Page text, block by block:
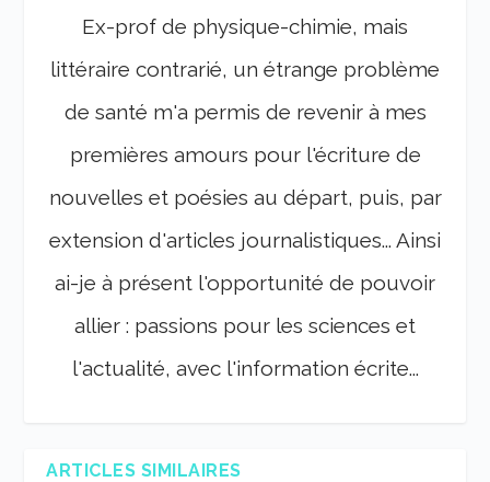
Ex-prof de physique-chimie, mais
littéraire contrarié, un étrange problème
de santé m'a permis de revenir à mes
premières amours pour l'écriture de
nouvelles et poésies au départ, puis, par
extension d'articles journalistiques... Ainsi
ai-je à présent l'opportunité de pouvoir
allier : passions pour les sciences et
l'actualité, avec l'information écrite...
ARTICLES SIMILAIRES